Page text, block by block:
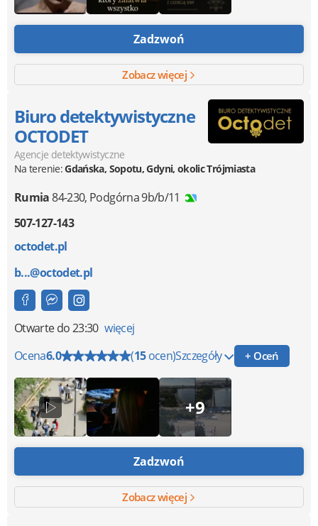
Zadzwoń
Zobacz więcej
Biuro detektywistyczne
OCTODET
Agencje detektywistyczne
Na terenie:Gdańska, Sopotu, Gdyni, okolic Trójmiasta
Rumia84-230, Podgórna 9b/b/11
507-127-143
octodet.pl
b...@octodet.pl
Otwartedo 23:30 więcej
Ocena6.0 (15ocen)Szczegóły + Oceń
+9
Zadzwoń
Zobacz więcej